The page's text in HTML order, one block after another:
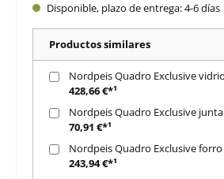
Disponible, plazo de entrega: 4-6 días
Productos similares
428,66 €*¹
Nordpeis Quadro Exclusive
70,91 €*¹
243,94 €*¹